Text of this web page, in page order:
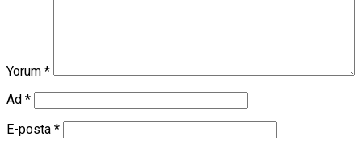
Yorum *
Ad *
E-posta *